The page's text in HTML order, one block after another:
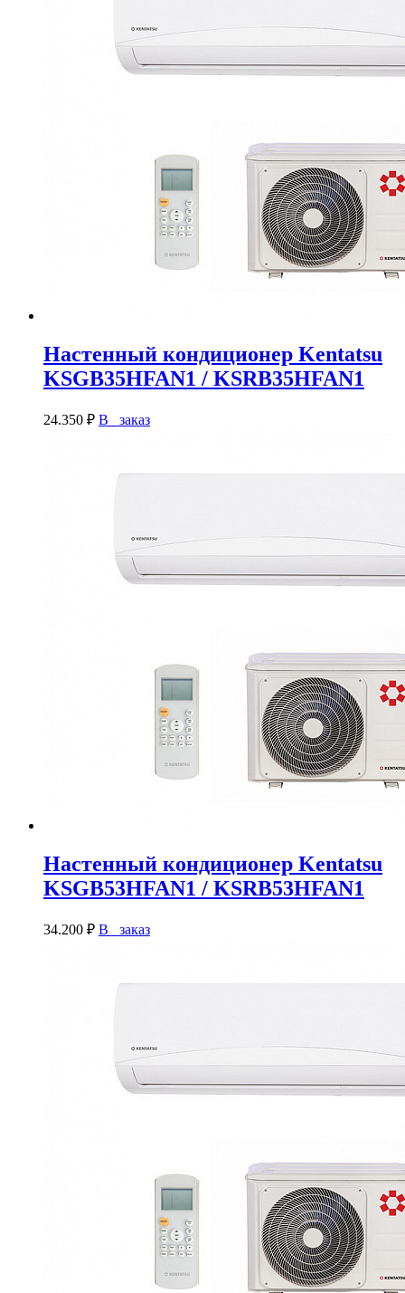
Настенный кондиционер Kentatsu
KSGB35HFAN1 / KSRB35HFAN1
24.350 ₽ В заказ
Настенный кондиционер Kentatsu
KSGB53HFAN1 / KSRB53HFAN1
34.200 ₽ В заказ